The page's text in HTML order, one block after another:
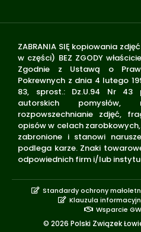
ZABRANIA SIĘ kopiowania
w części) BEZ ZGODY
Zgodnie z Ustawą o
Pokrewnych z dnia 4 lutego
83, sprost.: Dz.U.94 Nr 43
autorskich pomysłów,
rozpowszechnianie zdjęć,
opisów w celach
zabronione i stanowi
podlega karze. Znaki
odpowiednich firm i/lub
© 2026 Polski Związek
Standardy ochrony
Klauzula
Wsparcie